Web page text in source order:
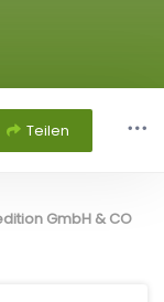
Teilen
GmbH & CO